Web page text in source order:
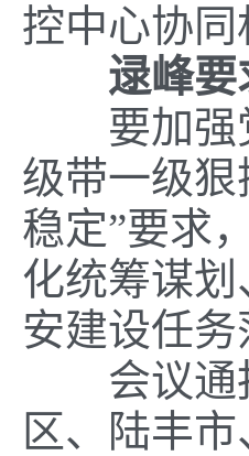
控中心协同
逯峰要
要加
级带一级
稳定”要求，
化统筹谋
安建设任
会议通
区、陆丰